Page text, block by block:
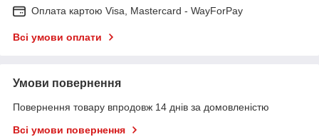
Оплата картою Visa, Mastercard - WayForPay
Всі умови оплати
Умови повернення
Повернення товару впродовж 14 днів за домовленістю
Всі умови повернення